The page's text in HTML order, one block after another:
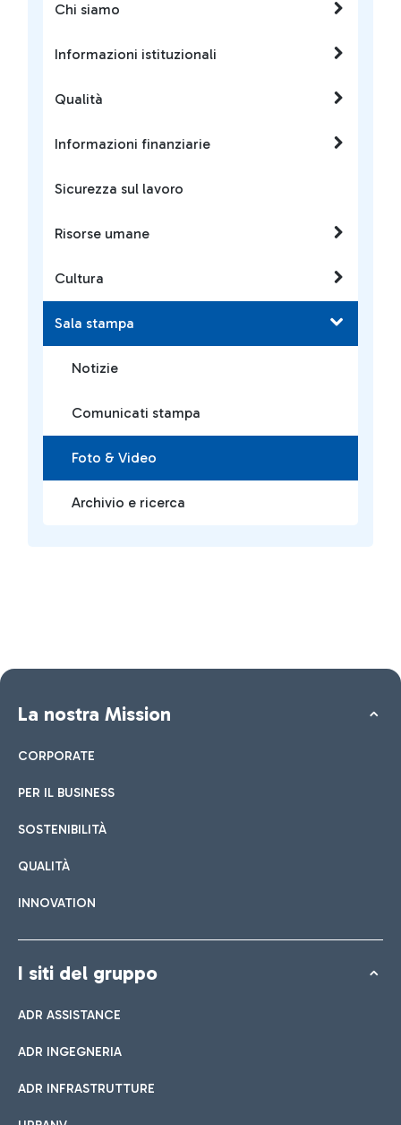
Chi siamo
Informazioni istituzionali
Qualità
Informazioni finanziarie
Sicurezza sul lavoro
Risorse umane
Cultura
Sala stampa
Notizie
Comunicati stampa
Foto & Video
Archivio e ricerca
La nostra Mission
CORPORATE
PER IL BUSINESS
SOSTENIBILITÀ
QUALITÀ
INNOVATION
I siti del gruppo
ADR ASSISTANCE
ADR INGEGNERIA
ADR INFRASTRUTTURE